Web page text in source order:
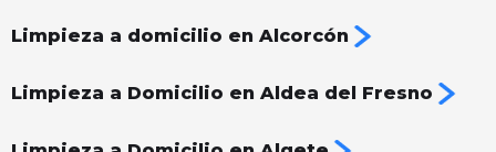
Limpieza a domicilio en Alcorcón
Limpieza a Domicilio en Aldea del Fresno